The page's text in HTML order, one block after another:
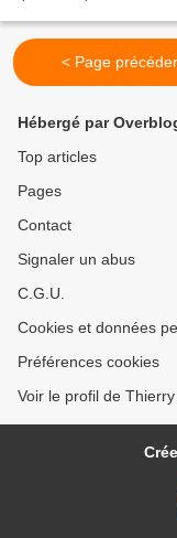
< Page
Hébergé par
Top articles
Pages
Contact
Signaler un abus
C.G.U.
Cookies et données
Préférences cookies
Voir le profil de